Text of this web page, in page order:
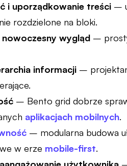
i uporządkowanie treści –
rozdzielone na bloki.
wygląd –
informacji –
– Bento grid dobrze
aplikacjach mobilnych.
– modularna budowa
w erze mobile-first.